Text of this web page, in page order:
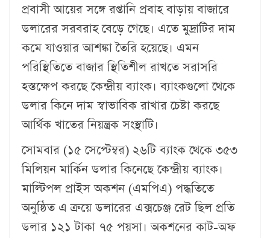
প্রবাসী আয়ের সঙ্গে রপ্তানি প্রবাহ বাড়ায় বাজারে
ডলারের সরবরাহ বেড়ে গেছে। এতে মুদ্রাটির দাম
কমে যাওয়ার আশঙ্কা তৈরি হয়েছে। এমন
পরিস্থিতিতে বাজার স্থিতিশীল রাখতে সরাসরি
হস্তক্ষেপ করছে কেন্দ্রীয় ব্যাংক। ব্যাংকগুলো থেকে
ডলার কিনে দাম স্বাভাবিক রাখার চেষ্টা করছে
আর্থিক খাতের নিয়ন্ত্রক সংস্থাটি।
সোমবার (১৫ সে‌প্টেম্বর) ২৬টি ব্যাংক থেকে ৩৫৩
মিলিয়ন মার্কিন ডলার কিনেছে কেন্দ্রীয় ব্যাংক।
মাল্টিপল প্রাইস অকশন (এমপিএ) পদ্ধতিতে
অনুষ্ঠিত এ ক্রয়ে ডলারের এক্সচেঞ্জ রেট ছিল প্রতি
ডলার ১২১ টাকা ৭৫ পয়সা। অকশনের কাট-অফ